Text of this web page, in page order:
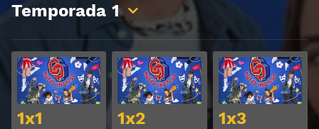
Temporada 1
1x1
Ver
1x2
Ver
1x3